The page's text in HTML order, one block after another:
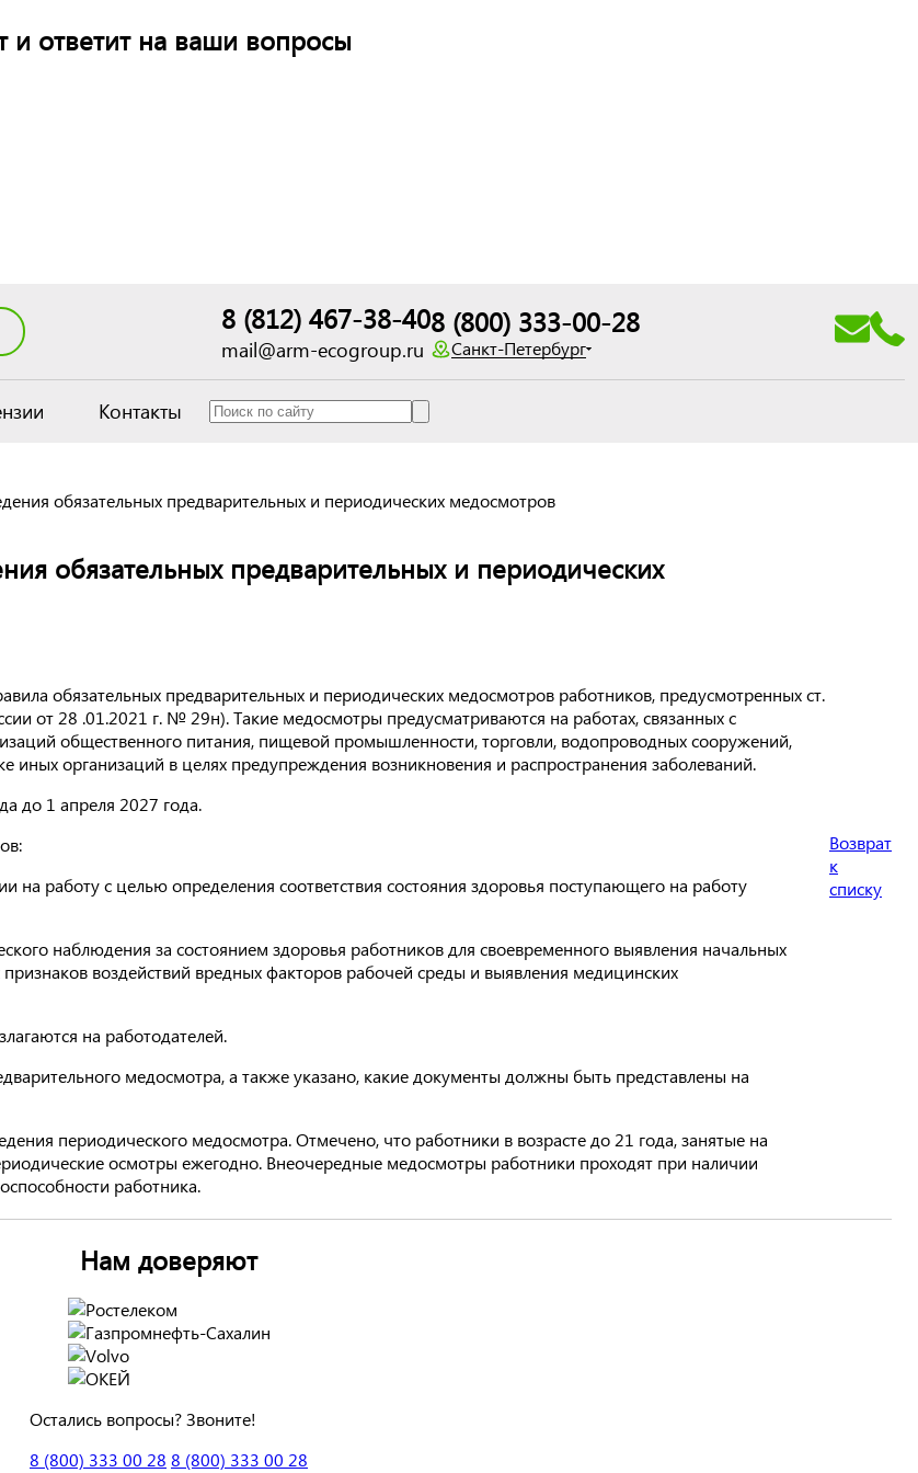
ответит на ваши вопросы
8 (812) 467-38-40
mail@arm-ecogroup.ru
8 (800) 333-00-28
Санкт-Петербург
Контакты
обязательных предварительных и периодических медосмотров
обязательных предварительных и периодических
обязательных предварительных и периодических медосмотров работников, предусмотренных ст.
от 28 .01.2021 г. № 29н). Такие медосмотры предусматриваются на работах, связанных с
общественного питания, пищевой промышленности, торговли, водопроводных сооружений,
иных организаций в целях предупреждения возникновения и распространения заболеваний.
до 1 апреля 2027 года.
на работу с целью определения соответствия состояния здоровья поступающего на работу
наблюдения за состоянием здоровья работников для своевременного выявления начальных
воздействий вредных факторов рабочей среды и выявления медицинских
на работодателей.
медосмотра, а также указано, какие документы должны быть представлены на
периодического медосмотра. Отмечено, что работники в возрасте до 21 года, занятые на
осмотры ежегодно. Внеочередные медосмотры работники проходят при наличии
работника.
Возврат
к
списку
Нам доверяют
Остались вопросы? Звоните!
8 (800) 333 00 28 8 (800) 333 00 28